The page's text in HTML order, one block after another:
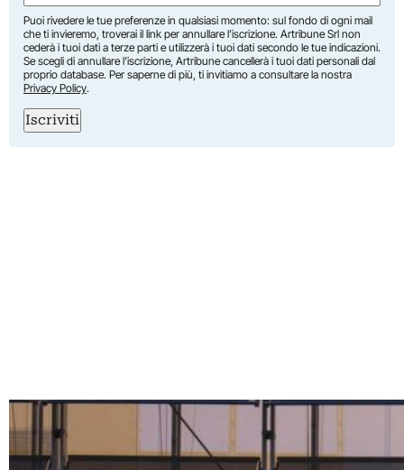
Puoi rivedere le tue preferenze in qualsiasi momento: sul fondo di ogni mail
che ti invieremo, troverai il link per annullare l’iscrizione. Artribune Srl non
cederà i tuoi dati a terze parti e utilizzerà i tuoi dati secondo le tue indicazioni.
Se scegli di annullare l’iscrizione, Artribune cancellerà i tuoi dati personali dal
proprio database. Per saperne di più, ti invitiamo a consultare la nostra
Privacy Policy.
Iscriviti